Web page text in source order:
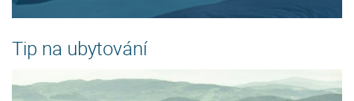
Tip na ubytování